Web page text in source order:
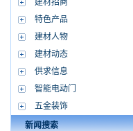
建材招商
特色产品
建材人物
建材动态
供求信息
智能电动门
五金装饰
新闻搜索